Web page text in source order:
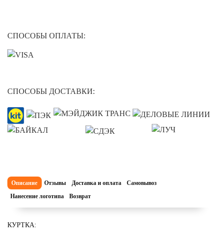
СПОСОБЫ ОПЛАТЫ:
СПОСОБЫ ДОСТАВКИ:
Описание Отзывы Доставка и оплата
Самовывоз
Нанесение логотипа
Возврат
КУРТКА: